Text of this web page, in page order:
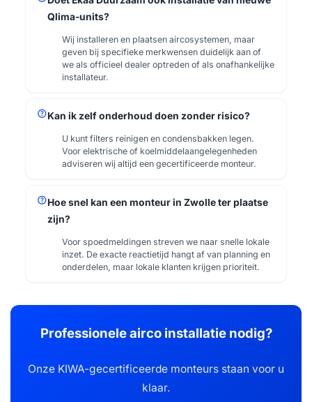
Qlima-units?
Wij installeren en plaatsen aircosystemen, maar
geven bij specifieke merkwensen duidelijk aan of
we als officieel dealer optreden of als onafhankelijke
installateur.
helpKan ik zelf onderhoud doen zonder risico?
U kunt filters reinigen en condensbakken legen.
Voor elektrische of koelmiddelaangelegenheden
adviseren wij altijd een gecertificeerde monteur.
helpHoe snel kan een monteur in Zwolle ter plaatse
zijn?
Voor spoedmeldingen streven we naar snelle lokale
inzet. De exacte reactietijd hangt af van planning en
onderdelen, maar lokale klanten krijgen prioriteit.
Professionele airco installatie nodig?
Onze KIWA-gecertificeerde monteurs staan voor u
klaar.